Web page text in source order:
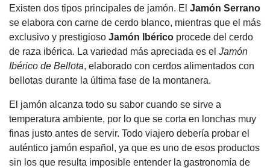
Existen dos tipos principales de jamón. El Jamón Serrano
se elabora con carne de cerdo blanco, mientras que el más
exclusivo y prestigioso Jamón Ibérico procede del cerdo
de raza ibérica. La variedad más apreciada es el Jamón
Ibérico de Bellota, elaborado con cerdos alimentados con
bellotas durante la última fase de la montanera.
El jamón alcanza todo su sabor cuando se sirve a
temperatura ambiente, por lo que se corta en lonchas muy
finas justo antes de servir. Todo viajero debería probar el
auténtico jamón español, ya que es uno de esos productos
sin los que resulta imposible entender la gastronomía de